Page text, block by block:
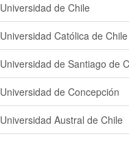
Universidad de Chile
Universidad Católica de Chile
Universidad de Santiago de
Universidad de Concepción
Universidad Austral de Chile